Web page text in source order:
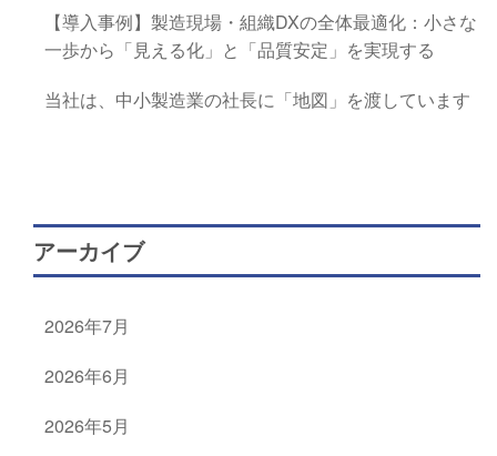
【導入事例】製造現場・組織DXの全体最適化：小さな
一歩から「見える化」と「品質安定」を実現する
当社は、中小製造業の社長に「地図」を渡しています
アーカイブ
2026年7月
2026年6月
2026年5月